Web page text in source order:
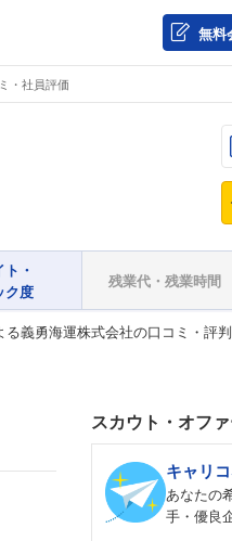
無料
・社員評価
・
ク度
残業代・残業時間
義勇海運株式会社の口コミ・評
スカウト・オフ
キャリ
あなたの
手・優良